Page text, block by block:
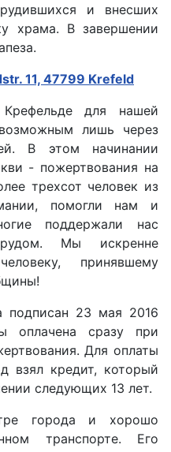
и внесших
храма. В завершении
11, 47799 Krefeld
для нашей
лишь через
В этом начинании
- пожертвования на
трехсот человек из
помогли нам и
поддержали нас
Мы искренне
принявшему
подписан 23 мая 2016
оплачена сразу при
Для оплаты
взял кредит, который
следующих 13 лет.
города и хорошо
транспорте. Его